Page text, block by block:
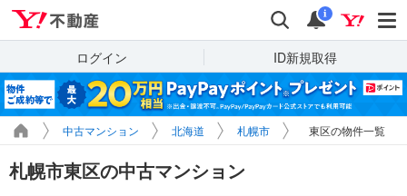
検索 通知
i
ログイン ID新規取得
中古マンション 北海道 札幌市 東区の物件一覧
札幌市東区の中古マンション